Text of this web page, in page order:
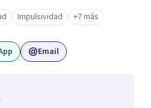
como trastornos de
crisis vitales y procesos
Impulsividad +7 más
Email